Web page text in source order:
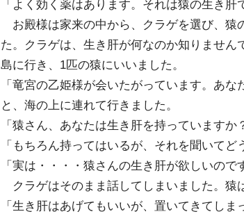
「よく効く薬はあります。それは猿の生き肝
お殿様は家来の中から、クラゲを選び、猿
た。クラゲは、生き肝が何なのか知りませ
島に行き、1匹の猿にいいました。
「竜宮の乙姫様が会いたがっています。あな
と、海の上に連れて行きました。
「猿さん、あなたは生き肝を持っていますか
「もちろん持ってはいるが、それを聞いてど
「実は・・・・猿さんの生き肝が欲しいので
クラゲはそのまま話してしまいました。猿
「生き肝はあげてもいいが、置いてきてしま